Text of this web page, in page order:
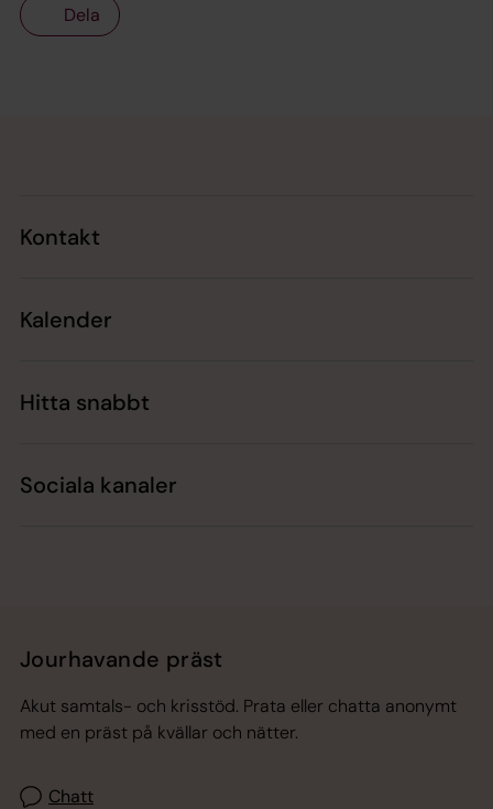
Dela
Kontakt
Kalender
Hitta snabbt
Sociala kanaler
Jourhavande präst
Akut samtals- och krisstöd. Prata eller chatta anonymt
med en präst på kvällar och nätter.
Chatt